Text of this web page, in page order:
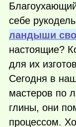
себе
ландыши
настоящие?
для их
Сегодня в
мастеров по
глины, они
процессом.